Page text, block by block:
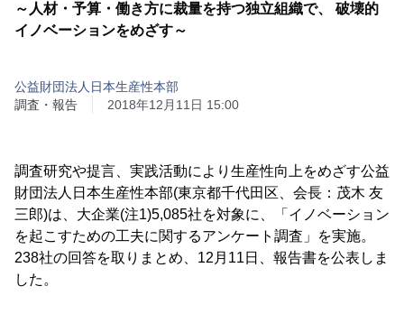
～人材・予算・働き方に裁量を持つ独立組織で、 破壊的
イノベーションをめざす～
公益財団法人日本生産性本部
調査・報告
2018年12月11日 15:00
調査研究や提言、実践活動により生産性向上をめざす公益
財団法人日本生産性本部(東京都千代田区、会長：茂木 友
三郎)は、大企業(注1)5,085社を対象に、「イノベーション
を起こすための工夫に関するアンケート調査」を実施。
238社の回答を取りまとめ、12月11日、報告書を公表しま
した。